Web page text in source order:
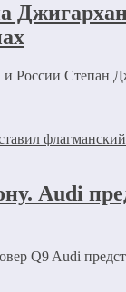
Степан
Audi
Q9 Audi